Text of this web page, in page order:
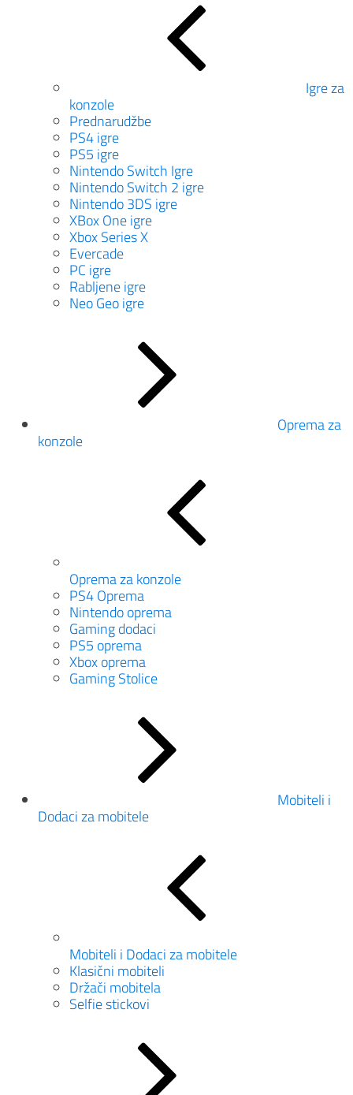
Igre za
konzole
Prednarudžbe
PS4 igre
PS5 igre
Nintendo Switch Igre
Nintendo Switch 2 igre
Nintendo 3DS igre
XBox One igre
Xbox Series X
Evercade
PC igre
Rabljene igre
Neo Geo igre
Oprema za
konzole
Oprema za konzole
PS4 Oprema
Nintendo oprema
Gaming dodaci
PS5 oprema
Xbox oprema
Gaming Stolice
Mobiteli i
Dodaci za mobitele
Mobiteli i Dodaci za mobitele
Klasični mobiteli
Držači mobitela
Selfie stickovi